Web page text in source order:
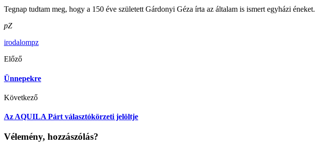
Tegnap tudtam meg, hogy a 150 éve született Gárdonyi Géza írta az általam is ismert egyházi éneket.
pZ
irodalompz
Előző
Ünnepekre
Következő
Az AQUILA Párt választókörzeti jelöltje
Vélemény, hozzászólás?